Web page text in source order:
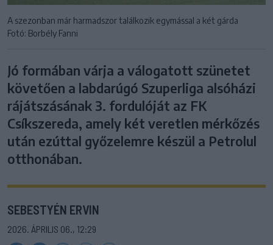
A szezonban már harmadszor találkozik egymással a két gárda
Fotó: Borbély Fanni
Jó formában várja a válogatott szünetet
követően a labdarúgó Szuperliga alsóházi
rájátszásának 3. fordulóját az FK
Csíkszereda, amely két veretlen mérkőzés
után ezúttal győzelemre készül a Petrolul
otthonában.
SEBESTYÉN ERVIN
2026. ÁPRILIS 06., 12:29